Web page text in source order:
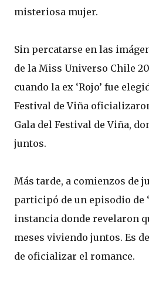
misteriosa mujer.
Sin percatarse en las
de la Miss Universo Chile
cuando la ex ‘Rojo’ fue
Festival de Viña
Gala del Festival de Viña,
juntos.
Más tarde, a comienzos de
participó de un episodio de
instancia donde revelaron
meses viviendo juntos. Es
de oficializar el romance.